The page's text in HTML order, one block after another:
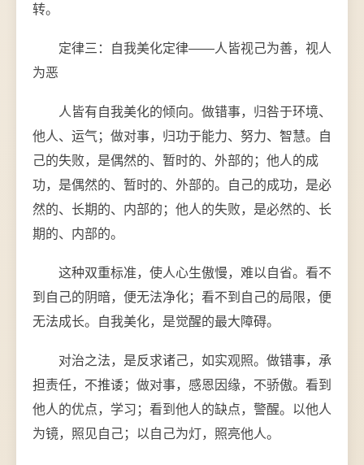
转。
定律三：自我美化定律——人皆视己为善，视人
为恶
人皆有自我美化的倾向。做错事，归咎于环境、
他人、运气；做对事，归功于能力、努力、智慧。自
己的失败，是偶然的、暂时的、外部的；他人的成
功，是偶然的、暂时的、外部的。自己的成功，是必
然的、长期的、内部的；他人的失败，是必然的、长
期的、内部的。
这种双重标准，使人心生傲慢，难以自省。看不
到自己的阴暗，便无法净化；看不到自己的局限，便
无法成长。自我美化，是觉醒的最大障碍。
对治之法，是反求诸己，如实观照。做错事，承
担责任，不推诿；做对事，感恩因缘，不骄傲。看到
他人的优点，学习；看到他人的缺点，警醒。以他人
为镜，照见自己；以自己为灯，照亮他人。